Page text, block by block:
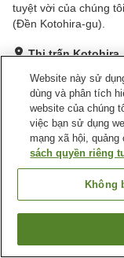
tuyệt vời của chúng
(Đền Kotohira-gu).
Thị trấn
Tuyệt vời
Tiện nghi chỗ nghỉ
Máy bán hàng tự
Website này sử
dùng và phân tích
website của chúng
việc bạn sử dụng
mạng xã hội,
sách quyền riêng
Không